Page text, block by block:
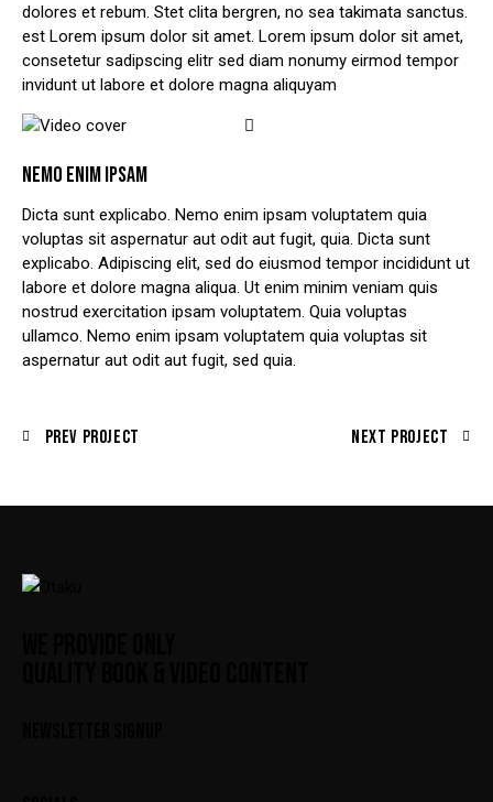
dolores et rebum. Stet clita bergren, no sea takimata sanctus.
est Lorem ipsum dolor sit amet. Lorem ipsum dolor sit amet,
consetetur sadipscing elitr sed diam nonumy eirmod tempor
invidunt ut labore et dolore magna aliquyam
NEMO ENIM IPSAM
Dicta sunt explicabo. Nemo enim ipsam voluptatem quia
voluptas sit aspernatur aut odit aut fugit, quia. Dicta sunt
explicabo. Adipiscing elit, sed do eiusmod tempor incididunt ut
labore et dolore magna aliqua. Ut enim minim veniam quis
nostrud exercitation ipsam voluptatem. Quia voluptas
ullamco. Nemo enim ipsam voluptatem quia voluptas sit
aspernatur aut odit aut fugit, sed quia.
Prev Project Next Project